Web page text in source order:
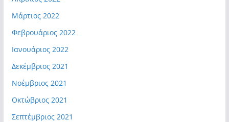
Μάρτιος 2022
Φεβρουάριος 2022
Ιανουάριος 2022
Δεκέμβριος 2021
Νοέμβριος 2021
Οκτώβριος 2021
Σεπτέμβριος 2021